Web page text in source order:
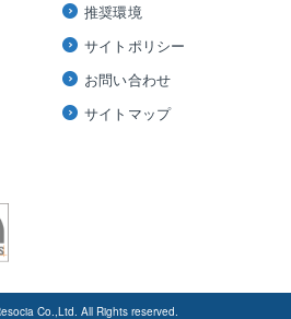
推奨環境
サイトポリシー
お問い合わせ
サイトマップ
Co.,Ltd. All Rights reserved.